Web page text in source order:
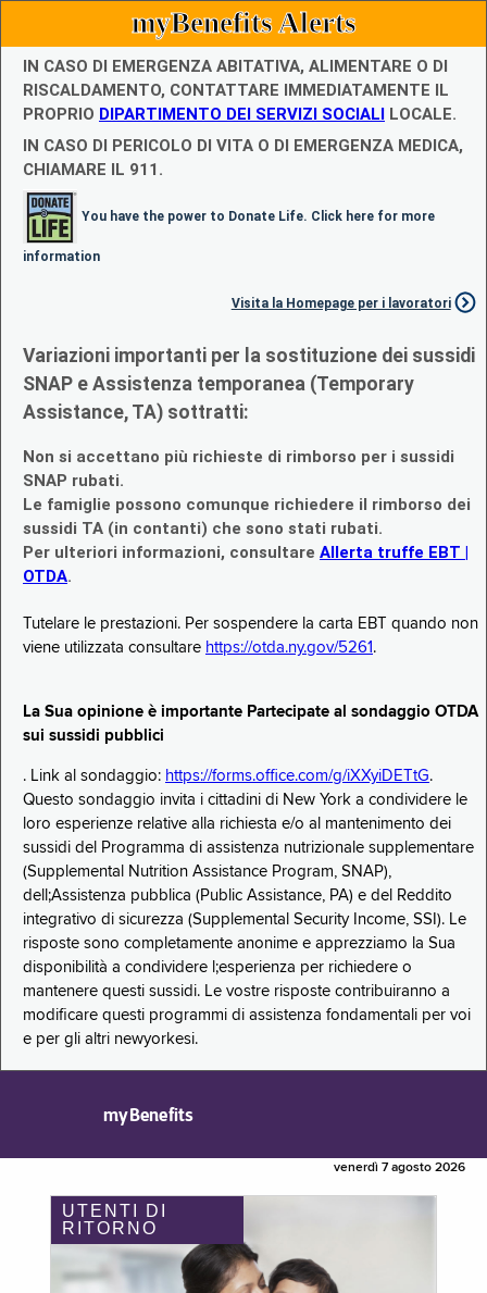
myBenefits Alerts
IN CASO DI EMERGENZA ABITATIVA, ALIMENTARE O DI
RISCALDAMENTO, CONTATTARE IMMEDIATAMENTE IL
PROPRIO DIPARTIMENTO DEI SERVIZI SOCIALI LOCALE.
IN CASO DI PERICOLO DI VITA O DI EMERGENZA MEDICA,
CHIAMARE IL 911.
You have the power to Donate Life. Click here for more
information
Visita la Homepage per i lavoratori
Variazioni importanti per la sostituzione dei sussidi
SNAP e Assistenza temporanea (Temporary
Assistance, TA) sottratti:
Non si accettano più richieste di rimborso per i sussidi
SNAP rubati.
Le famiglie possono comunque richiedere il rimborso dei
sussidi TA (in contanti) che sono stati rubati.
Per ulteriori informazioni, consultare Allerta truffe EBT |
OTDA.
Tutelare le prestazioni. Per sospendere la carta EBT quando non
viene utilizzata consultare https://otda.ny.gov/5261 .
La Sua opinione è importante Partecipate al sondaggio OTDA
sui sussidi pubblici
. Link al sondaggio: https://forms.office.com/g/iXXyiDETtG.
Questo sondaggio invita i cittadini di New York a condividere le
loro esperienze relative alla richiesta e/o al mantenimento dei
sussidi del Programma di assistenza nutrizionale supplementare
(Supplemental Nutrition Assistance Program, SNAP),
dell;Assistenza pubblica (Public Assistance, PA) e del Reddito
integrativo di sicurezza (Supplemental Security Income, SSI). Le
risposte sono completamente anonime e apprezziamo la Sua
disponibilità a condividere l;esperienza per richiedere o
mantenere questi sussidi. Le vostre risposte contribuiranno a
modificare questi programmi di assistenza fondamentali per voi
e per gli altri newyorkesi.
myBenefits
venerdì 7 agosto 2026
UTENTI DI
RITORNO